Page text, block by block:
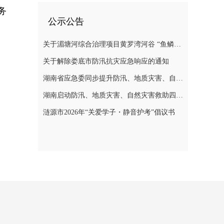
公示公告
关于湄塘河综合治理项目黄罗湾河谷 “鱼鳞坝”区域不对外开放的公告
关于解除娄底市防汛抗灾应急响应的通知
湖南省应急委同步提升防汛、地质灾害、自然灾害救助应急响应至三级
湖南启动防汛、地质灾害、自然灾害救助四级应急响应
涟源市2026年“关爱学子・静音护考”倡议书